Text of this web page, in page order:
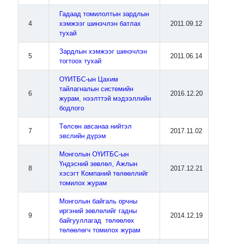
4
Гадаад томилолтын зардлын
хэмжээг шинэчлэн батлах
тухай
2011.09.12
5
Зардлын хэмжээг шинэчлэн
тогтоох тухай
2011.06.14
6
ОҮИТБС-ын Цахим
тайлагналын системийн
журам, нээлттэй мэдээллийн
бодлого
2016.12.20
7
Төлсөн авсанаа нийтэл
эвслийн дүрэм
2017.11.02
8
Монголын ОҮИТБС-ын
Үндэсний зөвлөл, Ажлын
хэсэгт Компаний төлөөллийг
томилох журам
2017.12.21
9
Монголын байгаль орчны
иргэний зөвлөлийг гадны
байгууллагад төлөөлөх
төлөөлөгч томилох журам
2014.12.19